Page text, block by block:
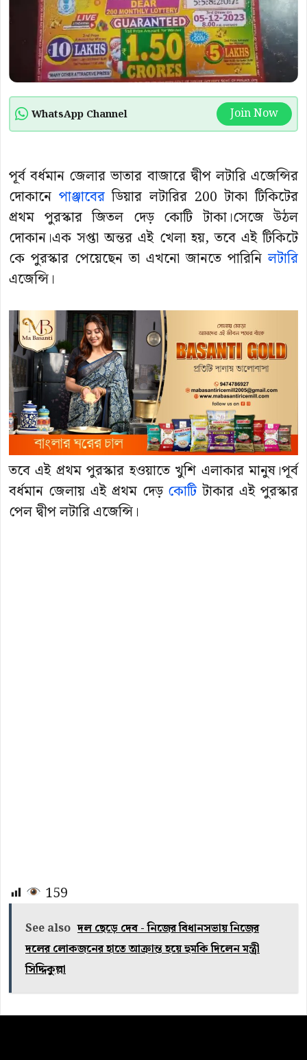
WhatsApp Channel Join Now
পূর্ব বর্ধমান জেলার ভাতার বাজারে দ্বীপ লটারি এজেন্সির
দোকানে পাঞ্জাবেরডিয়ার লটারির 200 টাকা টিকিটের
প্রথম পুরস্কার জিতল দেড় কোটি টাকা।সেজে উঠল
দোকান।এক সপ্তা অন্তর এই খেলা হয়, তবে এই টিকিটে
কে পুরস্কার পেয়েছেন তা এখনো জানতে পারিনিলটারি
এজেন্সি।
তবে এই প্রথম পুরস্কার হওয়াতে খুশি এলাকার মানুষ।পূর্ব
বর্ধমান জেলায় এই প্রথম দেড় কোটিটাকার এই পুরস্কার
পেল দ্বীপ লটারি এজেন্সি।
159
See also দল ছেড়ে দেব - নিজের বিধানসভায় নিজের
দলের লোকজনের হাতে আক্রান্ত হয়ে হুমকি দিলেন মন্ত্রী
সিদ্দিকুল্লা